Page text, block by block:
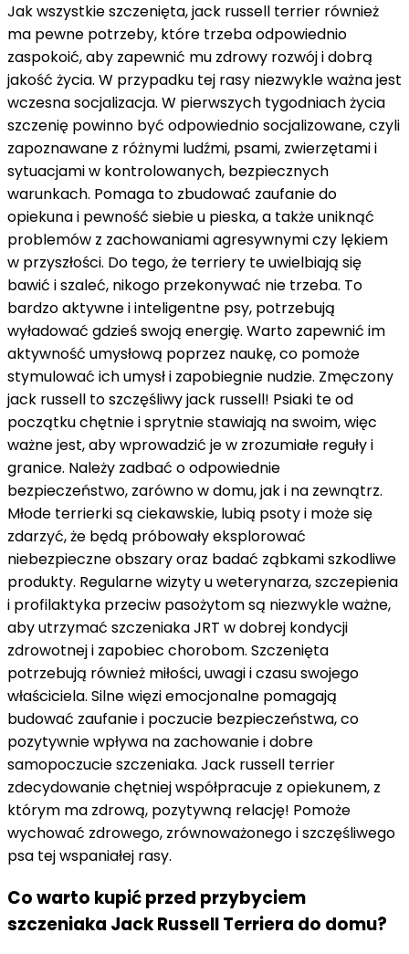
Jak wszystkie szczenięta, jack russell terrier również
ma pewne potrzeby, które trzeba odpowiednio
zaspokoić, aby zapewnić mu zdrowy rozwój i dobrą
jakość życia. W przypadku tej rasy niezwykle ważna jest
wczesna socjalizacja. W pierwszych tygodniach życia
szczenię powinno być odpowiednio socjalizowane, czyli
zapoznawane z różnymi ludźmi, psami, zwierzętami i
sytuacjami w kontrolowanych, bezpiecznych
warunkach. Pomaga to zbudować zaufanie do
opiekuna i pewność siebie u pieska, a także uniknąć
problemów z zachowaniami agresywnymi czy lękiem
w przyszłości. Do tego, że terriery te uwielbiają się
bawić i szaleć, nikogo przekonywać nie trzeba. To
bardzo aktywne i inteligentne psy, potrzebują
wyładować gdzieś swoją energię. Warto zapewnić im
aktywność umysłową poprzez naukę, co pomoże
stymulować ich umysł i zapobiegnie nudzie. Zmęczony
jack russell to szczęśliwy jack russell! Psiaki te od
początku chętnie i sprytnie stawiają na swoim, więc
ważne jest, aby wprowadzić je w zrozumiałe reguły i
granice. Należy zadbać o odpowiednie
bezpieczeństwo, zarówno w domu, jak i na zewnątrz.
Młode terrierki są ciekawskie, lubią psoty i może się
zdarzyć, że będą próbowały eksplorować
niebezpieczne obszary oraz badać ząbkami szkodliwe
produkty. Regularne wizyty u weterynarza, szczepienia
i profilaktyka przeciw pasożytom są niezwykle ważne,
aby utrzymać szczeniaka JRT w dobrej kondycji
zdrowotnej i zapobiec chorobom. Szczenięta
potrzebują również miłości, uwagi i czasu swojego
właściciela. Silne więzi emocjonalne pomagają
budować zaufanie i poczucie bezpieczeństwa, co
pozytywnie wpływa na zachowanie i dobre
samopoczucie szczeniaka. Jack russell terrier
zdecydowanie chętniej współpracuje z opiekunem, z
którym ma zdrową, pozytywną relację! Pomoże
wychować zdrowego, zrównoważonego i szczęśliwego
psa tej wspaniałej rasy.
Co warto kupić przed przybyciem
szczeniaka Jack Russell Terriera do domu?